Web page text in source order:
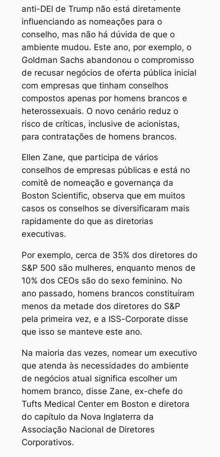
anti-DEI de Trump não está diretamente
influenciando as nomeações para o
conselho, mas não há dúvida de que o
ambiente mudou. Este ano, por exemplo, o
Goldman Sachs abandonou o compromisso
de recusar negócios de oferta pública inicial
com empresas que tinham conselhos
compostos apenas por homens brancos e
heterossexuais. O novo cenário reduz o
risco de críticas, inclusive de acionistas,
para contratações de homens brancos.
Ellen Zane, que participa de vários
conselhos de empresas públicas e está no
comitê de nomeação e governança da
Boston Scientific, observa que em muitos
casos os conselhos se diversificaram mais
rapidamente do que as diretorias
executivas.
Por exemplo, cerca de 35% dos diretores do
S&P 500 são mulheres, enquanto menos de
10% dos CEOs são do sexo feminino. No
ano passado, homens brancos constituíram
menos da metade dos diretores do S&P
pela primeira vez, e a ISS-Corporate disse
que isso se manteve este ano.
Na maioria das vezes, nomear um executivo
que atenda às necessidades do ambiente
de negócios atual significa escolher um
homem branco, disse Zane, ex-chefe do
Tufts Medical Center em Boston e diretora
do capítulo da Nova Inglaterra da
Associação Nacional de Diretores
Corporativos.